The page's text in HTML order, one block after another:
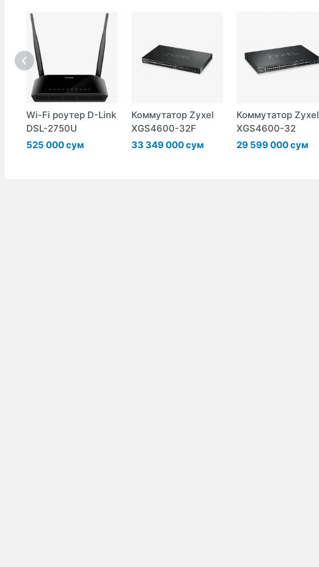
Wi-Fi роутер D-Link
DSL-2750U
525 000 сум
Коммутатор Zyxel
XGS4600-32F
33 349 000 сум
Коммутатор Zyxel
XGS4600-32
29 599 000 сум